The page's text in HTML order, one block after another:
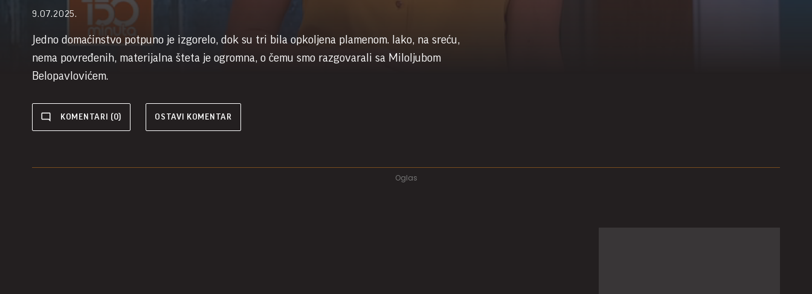
9.07.2025.
Jedno domaćinstvo potpuno je izgorelo, dok su tri bila opkoljena plamenom. Iako, na sreću,
nema povređenih, materijalna šteta je ogromna, o čemu smo razgovarali sa Miloljubom
Belopavlovićem.
KOMENTARI (0) OSTAVI KOMENTAR